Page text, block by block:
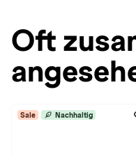
Oft
Sale Nachhaltig